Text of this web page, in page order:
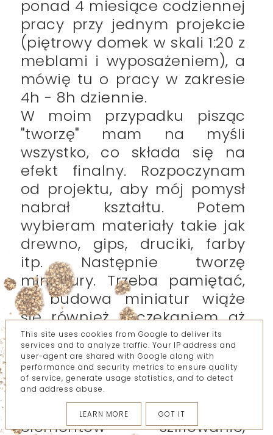
ponad 4 miesiące codziennej
pracy przy jednym projekcie
(piętrowy domek w skali 1:20 z
meblami i wyposażeniem), a
mówię tu o pracy w zakresie
4h - 8h dziennie.
W moim przypadku pisząc
"tworzę" mam na myśli
wszystko, co składa się na
efekt finalny. Rozpoczynam
od projektu, aby mój pomysł
nabrał kształtu. Potem
wybieram materiały takie jak
drewno, gips, druciki, farby
itp. Następnie tworzę
miniatury. Trzeba pamiętać,
że budowa miniatur wiąże
się również z czekaniem aż
wyschnie farba, czy zwiąże
klej, lub zastygnie gips.
Pewnych rzeczy nie można
przyspieszyć. Kolejnym
krokiem jest dopracowanie
elementów - szlifowanie,
This site uses cookies from Google to deliver its
services and to analyze traffic. Your IP address and
user-agent are shared with Google along with
performance and security metrics to ensure quality
of service, generate usage statistics, and to detect
and address abuse.
LEARN MORE GOT IT